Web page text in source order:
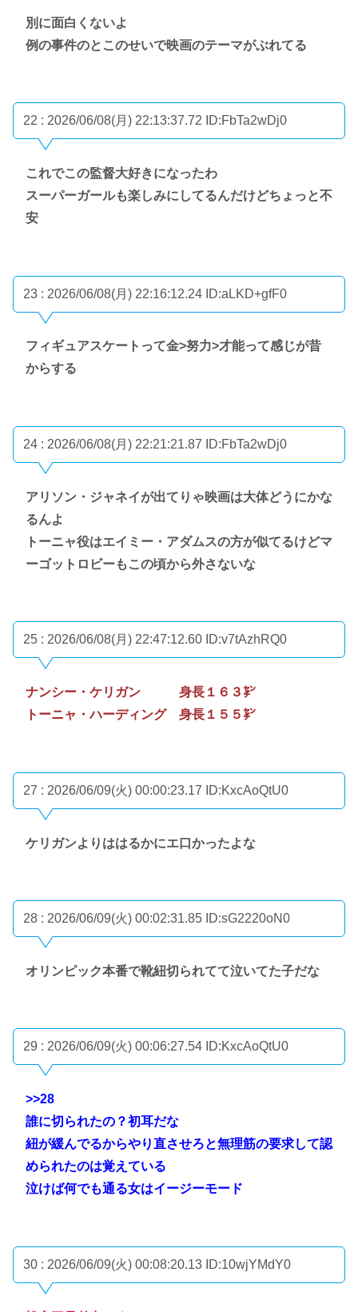
別に面白くないよ
例の事件のとこのせいで映画のテーマがぶれてる
22 : 2026/06/08(月) 22:13:37.72 ID:FbTa2wDj0
これでこの監督大好きになったわ
スーパーガールも楽しみにしてるんだけどちょっと不
安
23 : 2026/06/08(月) 22:16:12.24 ID:aLKD+gfF0
フィギュアスケートって金>努力>才能って感じが昔
からする
24 : 2026/06/08(月) 22:21:21.87 ID:FbTa2wDj0
アリソン・ジャネイが出てりゃ映画は大体どうにかな
るんよ
トーニャ役はエイミー・アダムスの方が似てるけどマ
ーゴットロビーもこの頃から外さないな
25 : 2026/06/08(月) 22:47:12.60 ID:v7tAzhRQ0
ナンシー・ケリガン 身長１６３㌢
トーニャ・ハーディング 身長１５５㌢
27 : 2026/06/09(火) 00:00:23.17 ID:KxcAoQtU0
ケリガンよりははるかにエ口かったよな
28 : 2026/06/09(火) 00:02:31.85 ID:sG2220oN0
オリンピック本番で靴紐切られてて泣いてた子だな
29 : 2026/06/09(火) 00:06:27.54 ID:KxcAoQtU0
>>28
誰に切られたの？初耳だな
紐が緩んでるからやり直させろと無理筋の要求して認
められたのは覚えている
泣けば何でも通る女はイージーモード
30 : 2026/06/09(火) 00:08:20.13 ID:10wjYMdY0